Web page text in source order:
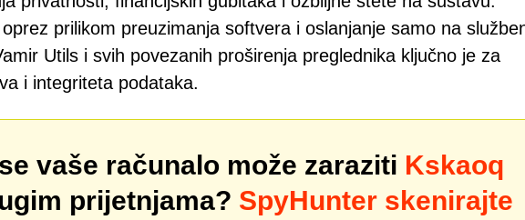
prilikom preuzimanja softvera i oslanjanje samo na
Utils i svih povezanih proširenja preglednika ključno je za
i integriteta podataka.
vaše računalo može zaraziti Kskaoq
prijetnjama? SpyHunter skenirajte